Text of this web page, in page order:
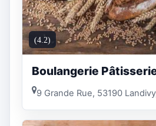
(4.2)
Boulangerie
9 Grande Rue, 53190